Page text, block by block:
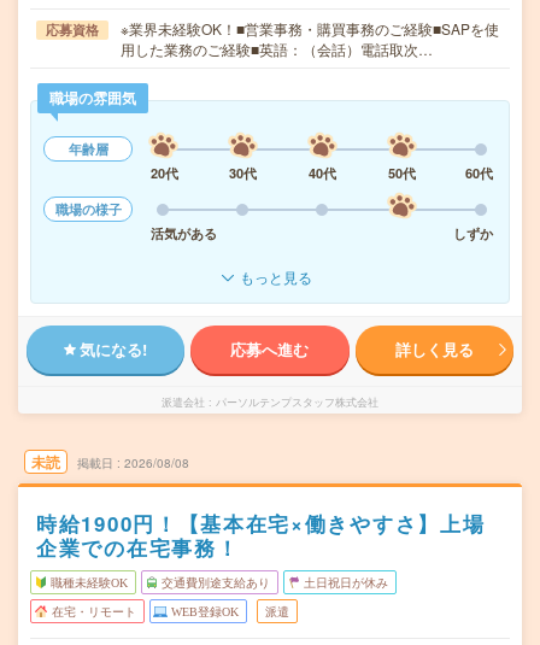
応募資格
※業界未経験OK！■営業事務・購買事務のご経験■SAPを使
用した業務のご経験■英語：（会話）電話取次…
職場の雰囲気
年齢層
20代
30代 40代 50代
60代
職場の様子
活気がある
しずか
もっと見る
気になる! 応募へ進む 詳しく見る
派遣会社 パーソルテンプスタッフ株式会社
未読 掲載日 2026/08/08
時給1900円！【基本在宅×働きやすさ】上場
企業での在宅事務！
職種未経験OK 交通費別途支給あり 土日祝日が休み
在宅・リモート WEB登録OK 派遣